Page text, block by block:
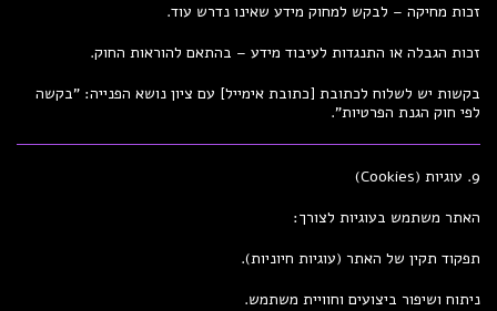
זכות מחיקה – לבקש למחוק מידע שאינו נדרש עוד.
זכות הגבלה או התנגדות לעיבוד מידע – בהתאם להוראות החוק.
בקשות יש לשלוח לכתובת [כתובת אימייל] עם ציון נושא הפנייה: "בקשה
לפי חוק הגנת הפרטיות".
9. עוגיות (Cookies)
האתר משתמש בעוגיות לצורך:
תפקוד תקין של האתר (עוגיות חיוניות).
ניתוח ושיפור ביצועים וחוויית משתמש.